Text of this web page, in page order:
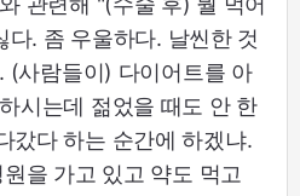
다. 좀 우울하다. 날씬한 것
(사람들이) 다이어트를 아
시는데 젊었을 때도 안 한
갔다 하는 순간에 하겠냐.
을 가고 있고 약도 먹고